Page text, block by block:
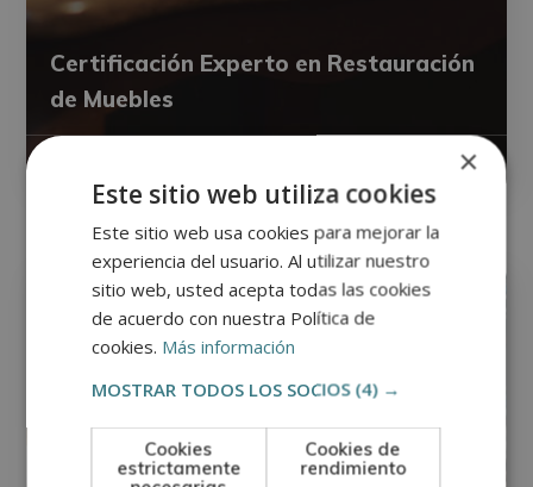
Certificación Experto en Restauración
de Muebles
620€
Oficios
×
Este sitio web utiliza cookies
Este sitio web usa cookies para mejorar la
experiencia del usuario. Al utilizar nuestro
sitio web, usted acepta todas las cookies
de acuerdo con nuestra Política de
cookies. Más información
MOSTRAR TODOS LOS SOCIOS (4) →
Cookies
estrictamente
Cookies de
rendimiento